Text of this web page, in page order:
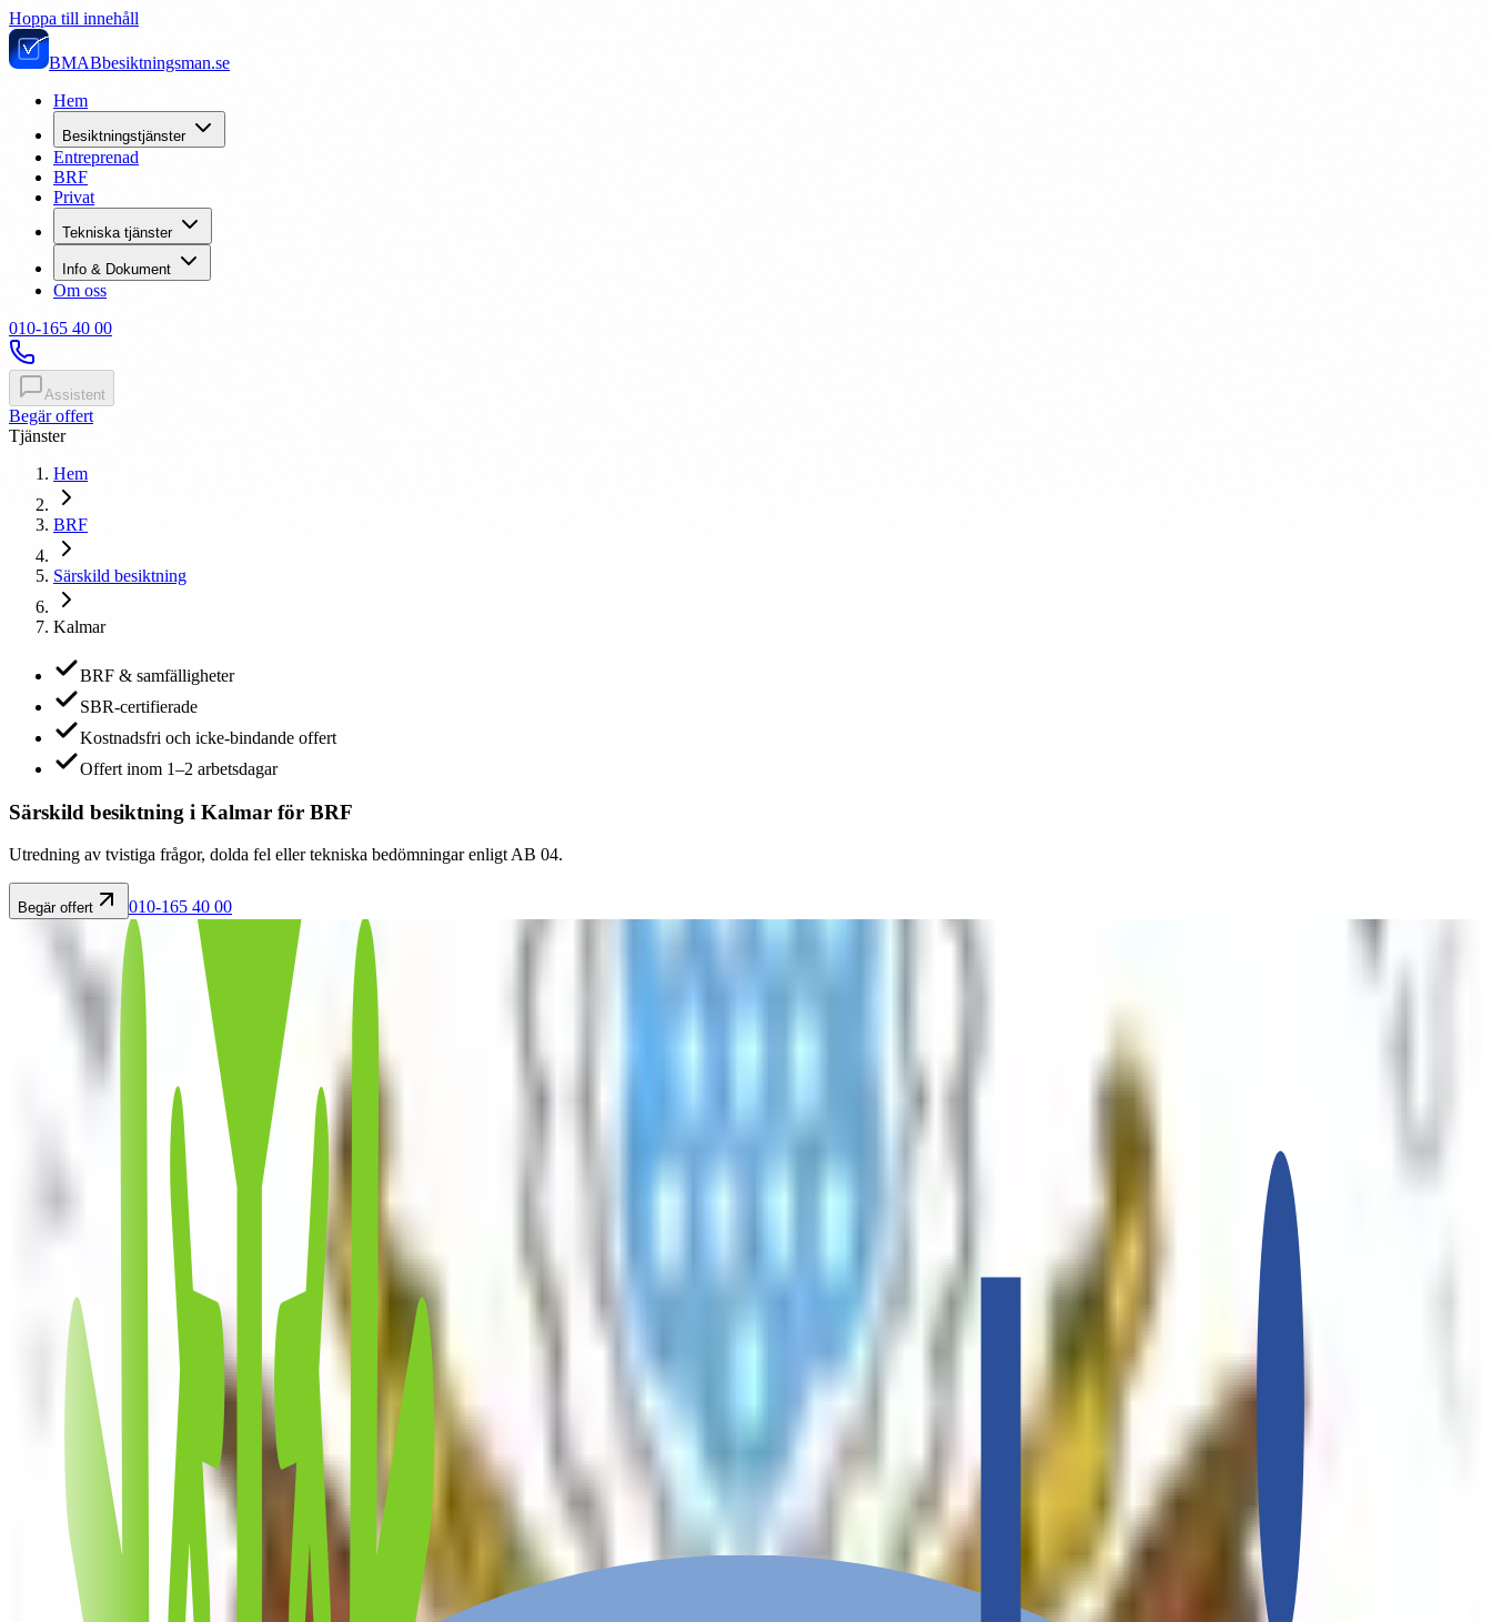
Hoppa till innehåll
BMABbesiktningsman.se
Hem
Besiktningstjänster
Entreprenad
BRF
Privat
Tekniska tjänster
Info & Dokument
Om oss
010-165 40 00
Assistent
Begär offert
Tjänster
Hem
BRF
Särskild besiktning
Kalmar
BRF & samfälligheter
SBR-certifierade
Kostnadsfri och icke-bindande offert
Offert inom 1–2 arbetsdagar
Särskild besiktning i Kalmar för BRF
Utredning av tvistiga frågor, dolda fel eller tekniska bedömningar enligt AB 04.
Begär offert 010-165 40 00